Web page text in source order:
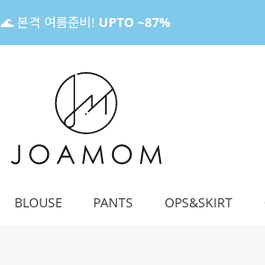
🌊 본격 여름준비! UPTO ~87%
BLOUSE PANTS OPS&SKIRT